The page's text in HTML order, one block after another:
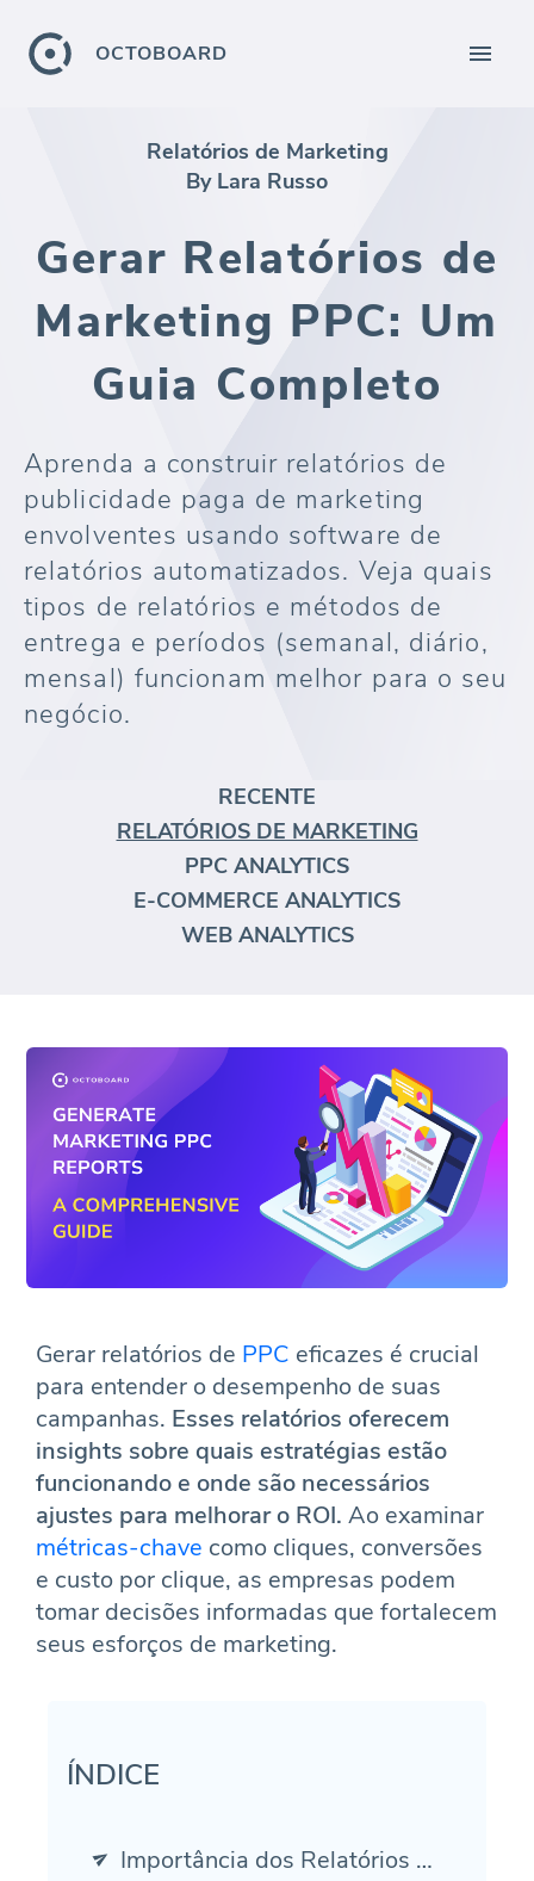
OCTOBOARD
Relatórios de Marketing
By Lara Russo
Gerar Relatórios de
Marketing PPC: Um
Guia Completo
Aprenda a construir relatórios de
publicidade paga de marketing
envolventes usando software de
relatórios automatizados. Veja quais
tipos de relatórios e métodos de
entrega e períodos (semanal, diário,
mensal) funcionam melhor para o seu
negócio.
RECENTE
RELATÓRIOS DE MARKETING
PPC ANALYTICS
E-COMMERCE ANALYTICS
WEB ANALYTICS
Gerar relatórios de PPC eficazes é crucial
para entender o desempenho de suas
campanhas. Esses relatórios oferecem
insights sobre quais estratégias estão
funcionando e onde são necessários
ajustes para melhorar o ROI. Ao examinar
métricas-chave como cliques, conversões
e custo por clique, as empresas podem
tomar decisões informadas que fortalecem
seus esforços de marketing.
ÍNDICE
Importância dos Relatórios de PPC